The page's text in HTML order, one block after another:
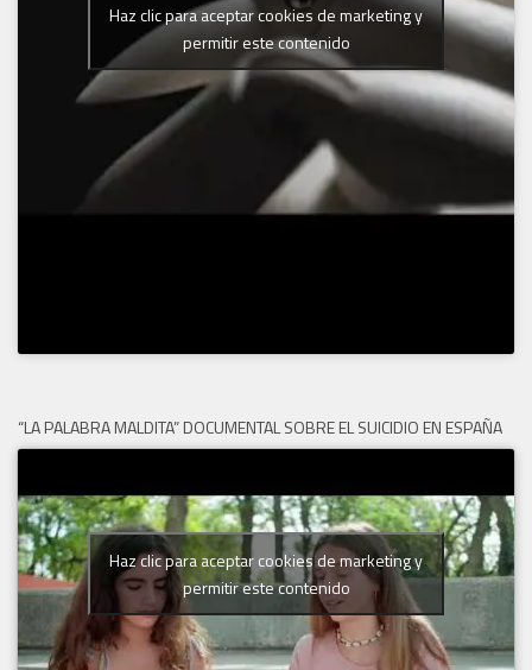
Haz clic para aceptar cookies de marketing y
permitir este contenido
“LA PALABRA MALDITA” DOCUMENTAL SOBRE EL SUICIDIO EN ESPAÑA
Haz clic para aceptar cookies de marketing y
permitir este contenido